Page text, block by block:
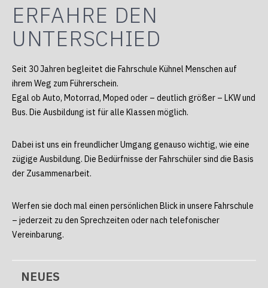
ERFAHRE DEN
UNTERSCHIED
Seit 30 Jahren begleitet die Fahrschule Kühnel Menschen auf
ihrem Weg zum Führerschein.
Egal ob Auto, Motorrad, Moped oder – deutlich größer – LKW und
Bus. Die Ausbildung ist für alle Klassen möglich.
Dabei ist uns ein freundlicher Umgang genauso wichtig, wie eine
zügige Ausbildung. Die Bedürfnisse der Fahrschüler sind die Basis
der Zusammenarbeit.
Werfen sie doch mal einen persönlichen Blick in unsere Fahrschule
– jederzeit zu den Sprechzeiten oder nach telefonischer
Vereinbarung.
NEUES